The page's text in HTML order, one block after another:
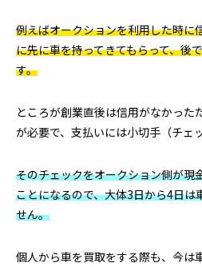
例えばオークションを利用した時に
に先に車を持ってきてもらって、後
す。
ところが創業直後は信用がなかった
が必要で、支払いには小切手（チェ
そのチェックをオークション側が現
ことになるので、大体3日から4日は
せん。
個人から車を買取をする際も、今は